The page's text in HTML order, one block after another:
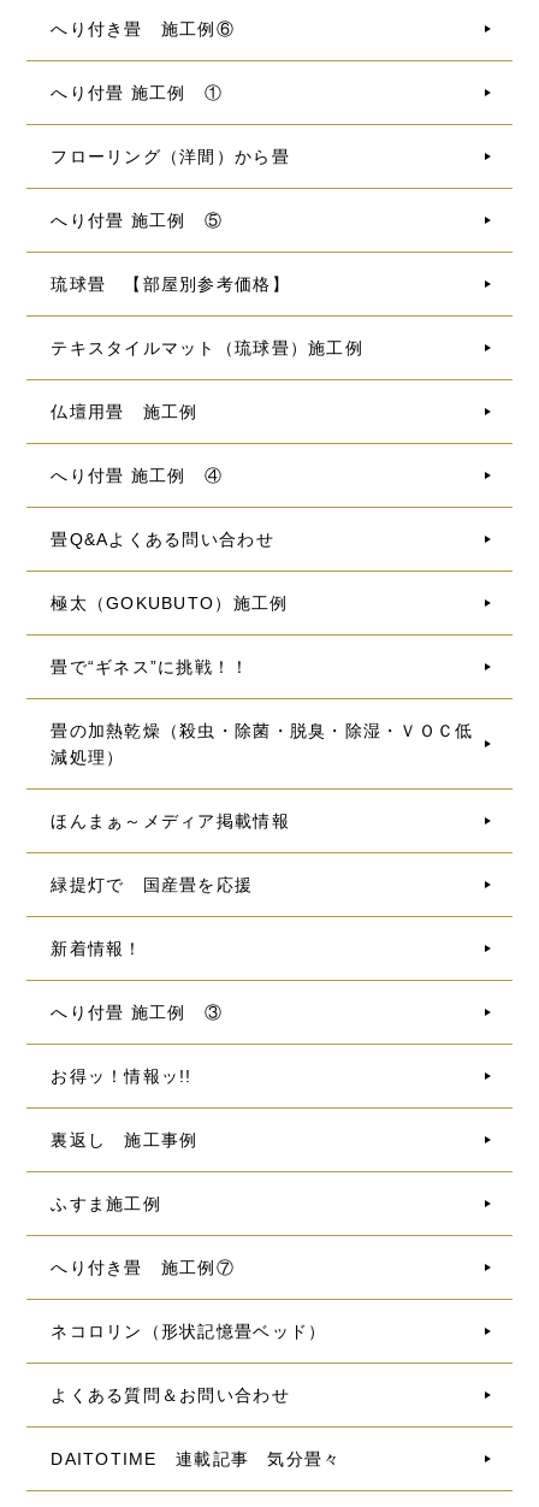
へり付き畳 施工例⑥
へり付畳 施工例 ①
フローリング（洋間）から畳
へり付畳 施工例 ⑤
琉球畳 【部屋別参考価格】
テキスタイルマット（琉球畳）施工例
仏壇用畳 施工例
へり付畳 施工例 ④
畳Q&Aよくある問い合わせ
極太（GOKUBUTO）施工例
畳で“ギネス”に挑戦！！
畳の加熱乾燥（殺虫・除菌・脱臭・除湿・ＶＯＣ低
減処理）
ほんまぁ～メディア掲載情報
緑提灯で 国産畳を応援
新着情報！
へり付畳 施工例 ③
お得ッ！情報ッ!!
裏返し 施工事例
ふすま施工例
へり付き畳 施工例⑦
ネコロリン（形状記憶畳ベッド）
よくある質問＆お問い合わせ
DAITOTIME 連載記事 気分畳々